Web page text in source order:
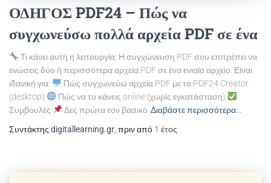
ΟΔΗΓΟΣ PDF24 – Πώς να
συγχωνεύσω πολλά αρχεία PDF σε ένα
Τι κάνει αυτή η λειτουργία; Η συγχώνευση PDF σου επιτρέπει να
ενώσεις δύο ή περισσότερα αρχεία PDF σε ένα ενιαίο αρχείο. Είναι
ιδανική για:
Πώς συγχωνεύω αρχεία PDF με το PDF24 Creator
(desktop)
Πώς να το κάνεις online (χωρίς εγκατάσταση)
Συμβουλές
Δες πρώτα τον βασικό Διαβάστε περισσότερα…
Συντάκτης digitallearning.gr , πριν από 1 έτος